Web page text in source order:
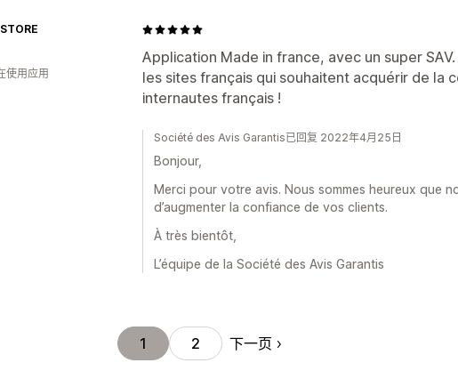
Application Made in france, avec un super
les sites français qui souhaitent acquérir de la
internautes français !
使用应用
Société des Avis Garantis已回复 2022年4月25日
Bonjour,
Merci pour votre avis. Nous sommes heureux que
d’augmenter la confiance de vos clients.
À très bientôt,
L’équipe de la Société des Avis Garantis
1 2 下一页